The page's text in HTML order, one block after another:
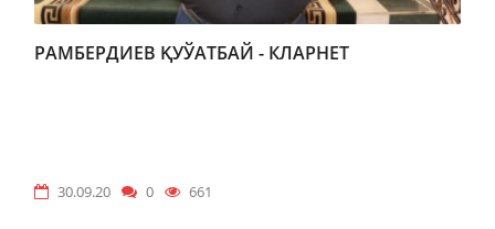
РАМБЕРДИЕВ ҚУЎАТБАЙ - КЛАРНЕТ
30.09.20 0 661